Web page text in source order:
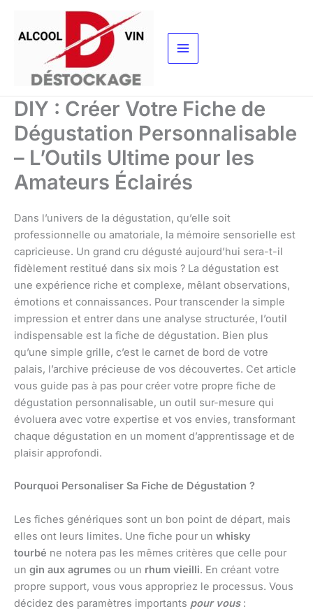
contenu
DIY : Créer Votre Fiche de
Dégustation Personnalisable
– L’Outils Ultime pour les
Amateurs Éclairés
Dans l’univers de la dégustation, qu’elle soit
professionnelle ou amatoriale, la mémoire sensorielle est
capricieuse. Un grand cru dégusté aujourd’hui sera-t-il
fidèlement restitué dans six mois ? La dégustation est
une expérience riche et complexe, mêlant observations,
émotions et connaissances. Pour transcender la simple
impression et entrer dans une analyse structurée, l’outil
indispensable est la fiche de dégustation. Bien plus
qu’une simple grille, c’est le carnet de bord de votre
palais, l’archive précieuse de vos découvertes. Cet article
vous guide pas à pas pour créer votre propre fiche de
dégustation personnalisable, un outil sur-mesure qui
évoluera avec votre expertise et vos envies, transformant
chaque dégustation en un moment d’apprentissage et de
plaisir approfondi.
Pourquoi Personaliser Sa Fiche de Dégustation ?
Les fiches génériques sont un bon point de départ, mais
elles ont leurs limites. Une fiche pour un whisky
tourbé ne notera pas les mêmes critères que celle pour
un gin aux agrumes ou un rhum vieilli. En créant votre
propre support, vous vous appropriez le processus. Vous
décidez des paramètres importants pour vous: